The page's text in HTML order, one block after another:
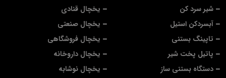
یخچال قنادی
یخچال صنعتی
یخچال فروشگاهی
یخچال داروخانه
یخچال نوشابه
شیر سرد کن
آبسردکن استیل
تاپینگ بستنی
پاتیل پخت شیر
دستگاه بستنی ساز